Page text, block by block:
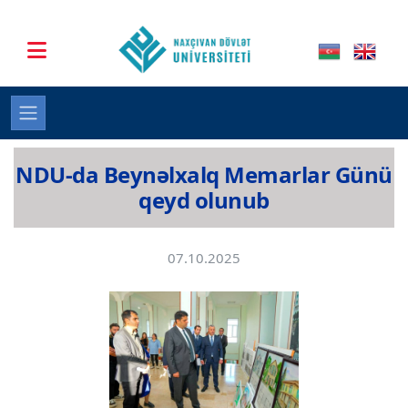
NDU-da Beynəlxalq Memarlar Günü
qeyd olunub
07.10.2025